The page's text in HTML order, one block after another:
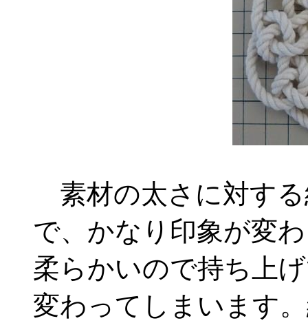
素材の太さに対す
で、かなり印象が変
柔らかいので持ち上
変わってしまいます